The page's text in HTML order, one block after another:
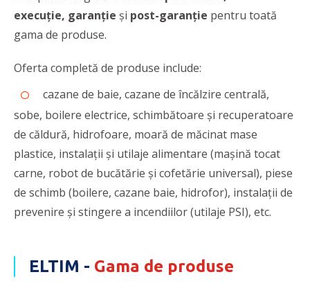
execuție, garanție și post-garanție pentru toată
gama de produse.
Oferta completă de produse include:
cazane de baie, cazane de încălzire centrală,
sobe, boilere electrice, schimbătoare și recuperatoare
de căldură, hidrofoare, moară de măcinat mase
plastice, instalații și utilaje alimentare (mașină tocat
carne, robot de bucătărie și cofetărie universal), piese
de schimb (boilere, cazane baie, hidrofor), instalații de
prevenire și stingere a incendiilor (utilaje PSI), etc.
ELTIM - Gama de produse